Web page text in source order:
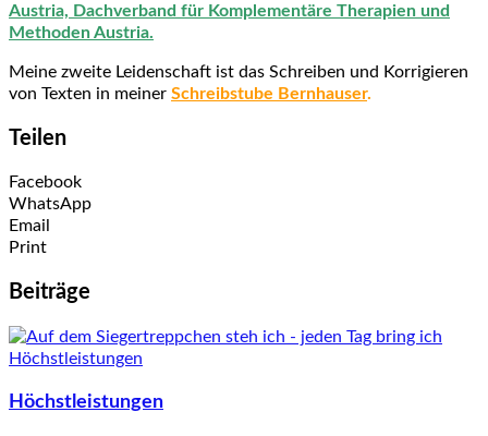
Austria, Dachverband für Komplementäre Therapien und
Methoden Austria.
Meine zweite Leidenschaft ist das Schreiben und Korrigieren
von Texten in meiner Schreibstube Bernhauser.
Teilen
Facebook
WhatsApp
Email
Print
Beiträge
Höchstleistungen